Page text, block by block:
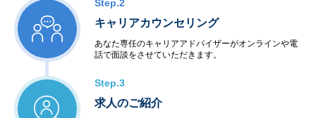
Step.2
キャリアカウンセリング
あなた専任のキャリアアドバイザーがオンラインや電
話で面談をさせていただきます。
Step.3
求人のご紹介